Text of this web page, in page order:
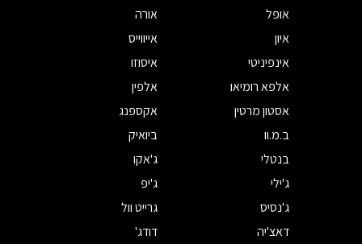
אופל
אורה
איון
אייווייס
אינפיניטי
איסוזו
אלפא רומיאו
אלפין
אסטון מרטין
אקספנג
ב.מ.וו
ביואיק
בנטלי
ג'אקו
ג'ילי
ג'יפ
ג'נסיס
גרייט וול
דאצ'יה
דודג'